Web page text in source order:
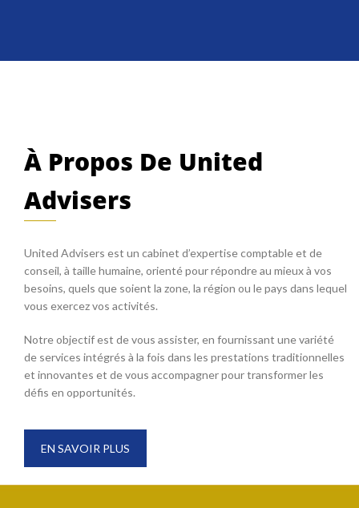
À Propos De United
Advisers
United Advisers est un cabinet d’expertise comptable et de
conseil, à taille humaine, orienté pour répondre au mieux à vos
besoins, quels que soient la zone, la région ou le pays dans lequel
vous exercez vos activités.
Notre objectif est de vous assister, en fournissant une variété
de services intégrés à la fois dans les prestations traditionnelles
et innovantes et de vous accompagner pour transformer les
défis en opportunités.
EN SAVOIR PLUS